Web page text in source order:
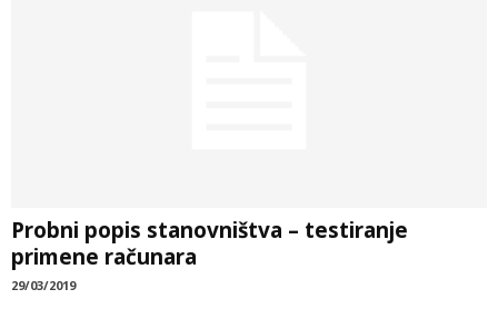
Probni popis stanovništva – testiranje
primene računara
29/03/2019